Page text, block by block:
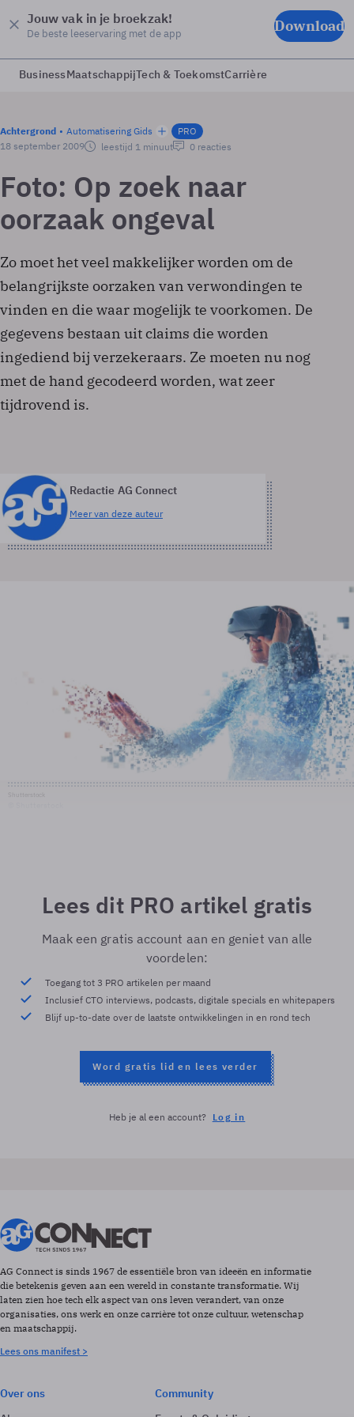
Jouw vak in je broekzak!
De beste leeservaring met de app Download
BusinessMaatschappijTech & ToekomstCarrière
Achtergrond Automatisering Gids
PRO
18 september 2009
leestijd 1 minuut 0 reacties
Foto: Op zoek naar
oorzaak ongeval
Zo moet het veel makkelijker worden om de
belangrijkste oorzaken van verwondingen te
vinden en die waar mogelijk te voorkomen. De
gegevens bestaan uit claims die worden
ingediend bij verzekeraars. Ze moeten nu nog
met de hand gecodeerd worden, wat zeer
tijdrovend is.
Redactie AG Connect
Meer van deze auteur
Lees dit PRO artikel gratis
Maak een gratis account aan en geniet van alle
voordelen:
Toegang tot 3 PRO artikelen per maand
Inclusief CTO interviews, podcasts, digitale specials en whitepapers
Blijf up-to-date over de laatste ontwikkelingen in en rond tech
Word gratis lid en lees verder
Heb je al een account? Log in
AG Connect is sinds 1967 de essentiële bron van ideeën en informatie
die betekenis geven aan een wereld in constante transformatie. Wij
laten zien hoe tech elk aspect van ons leven verandert, van onze
organisaties, ons werk en onze carrière tot onze cultuur, wetenschap
en maatschappij.
Lees ons manifest >
Over ons
Community